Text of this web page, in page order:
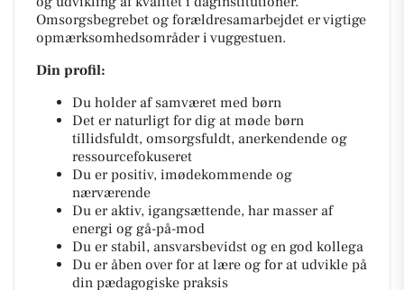
Omsorgsbegrebet og forældresamarbejdet er vigtige
opmærksomhedsområder i vuggestuen.
Din profil:
Du holder af samværet med børn
Det er naturligt for dig at møde børn
tillidsfuldt, omsorgsfuldt, anerkendende og
ressourcefokuseret
Du er positiv, imødekommende og
nærværende
Du er aktiv, igangsættende, har masser af
energi og gå-på-mod
Du er stabil, ansvarsbevidst og en god kollega
Du er åben over for at lære og for at udvikle på
din pædagogiske praksis